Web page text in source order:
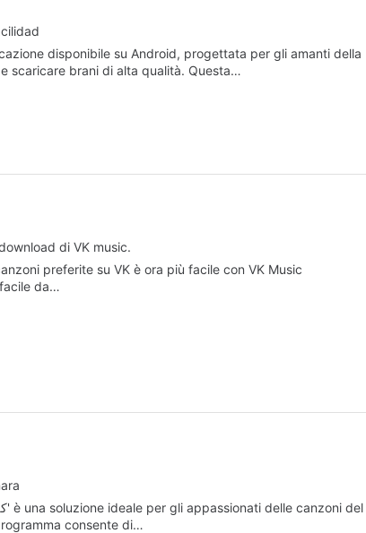
disponibile su Android, progettata per gli amanti della
scaricare brani di alta qualità. Questa…
di VK music.
preferite su VK è ora più facile con VK Music
da…
consente di…